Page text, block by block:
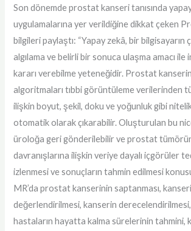
Son dönemde prostat kanseri tanısında
uygulamalarına yer verildiğine dikkat çeken
bilgileri paylaştı: “Yapay zekâ, bir bilgisayarın
algılama ve belirli bir sonuca ulaşma amacı ile
kararı verebilme yeteneğidir. Prostat
algoritmaları tıbbi görüntüleme verilerinden
ilişkin boyut, şekil, doku ve yoğunluk gibi
otomatik olarak çıkarabilir. Oluşturulan bu
üroloğa geri gönderilebilir ve prostat
davranışlarına ilişkin veriye dayalı içgörüler
izlenmesi ve sonuçların tahmin edilmesi
MR’da prostat kanserinin saptanması,
değerlendirilmesi, kanserin
hastaların hayatta kalma sürelerinin tahmini,